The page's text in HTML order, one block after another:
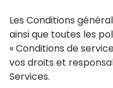
Les Conditions
ainsi que toutes les
« Conditions de
vos droits et
Services.